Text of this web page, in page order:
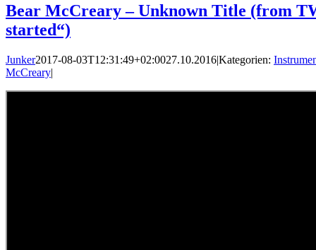
Bear McCreary – Unknown Title (from
started“)
Junker2017-08-03T12:31:49+02:0027.10.2016|Kategorien:
McCreary|